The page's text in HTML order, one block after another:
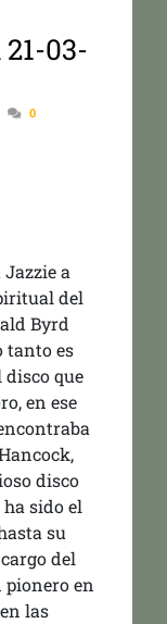
03-
0
a
del
Byrd
tanto es
disco que
en ese
disco
ha sido el
su
del
en
las